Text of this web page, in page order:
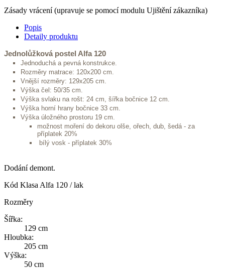
Zásady vrácení (upravuje se pomocí modulu Ujištění zákazníka)
Popis
Detaily produktu
Jednolůžková postel Alfa 120
Jednoduchá a pevná konstrukce.
Rozměry matrace: 120x200 cm.
Vnější rozměry: 129x205 cm.
Výška čel: 50/35 cm.
Výška svlaku na rošt: 24 cm, šířka bočnice 12 cm.
Výška horní hrany bočnice 33 cm.
Výška úložného prostoru 19 cm.
možnost moření do dekoru olše, ořech, dub, šedá - za
příplatek 20%
bílý vosk - příplatek 30%
Dodání demont.
Kód Klasa Alfa 120 / lak
Rozměry
Šířka:
129 cm
Hloubka:
205 cm
Výška:
50 cm